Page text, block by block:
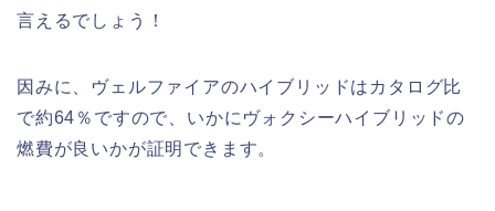
言えるでしょう！
因みに、ヴェルファイアのハイブリッドはカタログ比
で約64％ですので、いかにヴォクシーハイブリッドの
燃費が良いかが証明できます。